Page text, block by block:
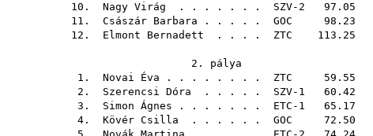
10. Nagy Virág . . . . . . . SZV-2 97.05
11. Császár Barbara . . . . . GOC 98.23
12. Elmont Bernadett . . . . ZTC 113.25
2. pálya
1. Novai Éva . . . . . . . . ZTC 59.55
2. Szerencsi Dóra . . . . . SZV-1 60.42
3. Simon Ágnes . . . . . . . ETC-1 65.17
4. Kövér Csilla . . . . . . GOC 72.50